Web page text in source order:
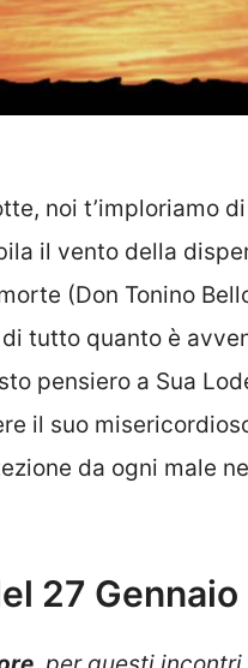
noi t’imploriamo
il vento della
(Don Tonino
di tutto quanto è
pensiero a Sua
il suo
da ogni male
27